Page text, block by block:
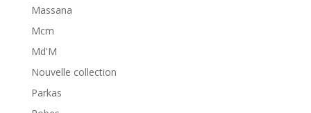
Massana
Mcm
Md'M
Nouvelle collection
Parkas